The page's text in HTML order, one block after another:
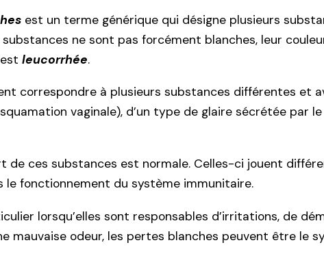
est un terme générique qui désigne plusieurs
substances ne sont pas forcément blanches, leur
leucorrhée.
correspondre à plusieurs substances différentes et
vaginale), d’un type de glaire sécrétée par
de ces substances est normale. Celles-ci jouent
le fonctionnement du système immunitaire.
lorsqu’elles sont responsables d’irritations, de
mauvaise odeur, les pertes blanches peuvent être le